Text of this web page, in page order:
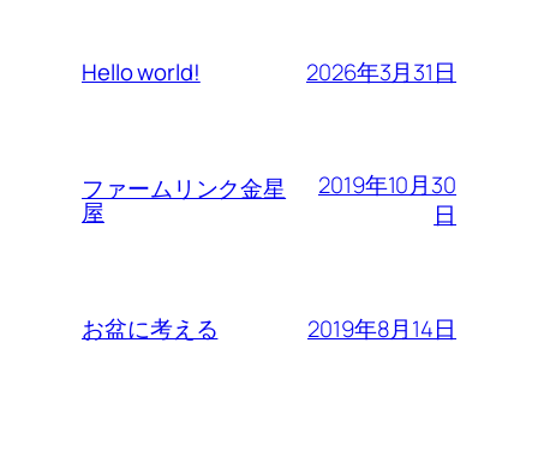
Hello world! 2026年3月31日
ファームリンク金星
屋
2019年10月30
日
お盆に考える 2019年8月14日